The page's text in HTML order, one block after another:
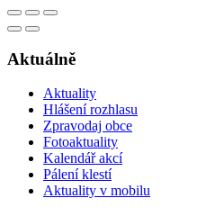
Aktuálně
Aktuality
Hlášení rozhlasu
Zpravodaj obce
Fotoaktuality
Kalendář akcí
Pálení klestí
Aktuality v mobilu